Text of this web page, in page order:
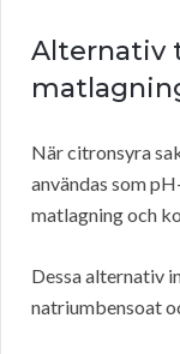
Alternativ
När citronsyra
användas som
matlagning och
Dessa alternativ
natriumbensoat